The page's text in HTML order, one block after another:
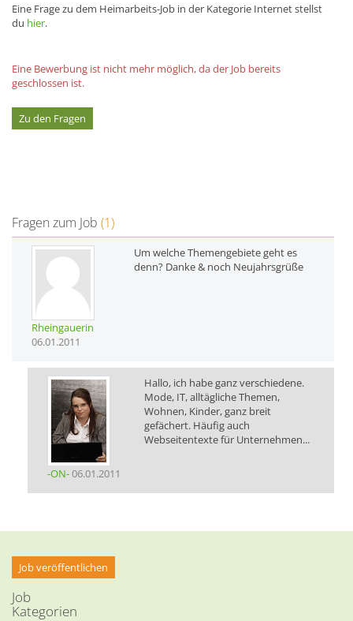
Eine Frage zu dem Heimarbeits-Job in der Kategorie Internet stellst
du hier.
Eine Bewerbung ist nicht mehr möglich, da der Job bereits
geschlossen ist.
Zu den Fragen
Fragen zum Job (1)
Rheingauerin
06.01.2011
Um welche Themengebiete geht es
denn? Danke & noch Neujahrsgrüße
-ON-06.01.2011
Hallo, ich habe ganz verschiedene.
Mode, IT, alltägliche Themen,
Wohnen, Kinder, ganz breit
gefächert. Häufig auch
Webseitentexte für Unternehmen...
Job veröffentlichen
Job
Kategorien